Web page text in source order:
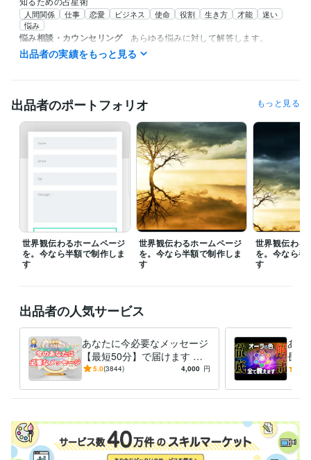
人間関係 仕事 恋愛 ビジネス 使命 役割 生き方 才能
迷い
悩み
悩み相談・カウンセリング あらゆる悩みに対して解答します。
心 家庭 ビジネス 仕事 恋愛
メンタル
出品者の実績をもっと見る
出品者のポートフォリオ もっと見る
世界観伝わるホームページ
を。今なら半額で制作しま
す
世界観伝わるホームページ
を。今なら半額で制作しま
す
世界観伝わる
を。今なら半
す
出品者の人気サービス
あなたに今必要なメッセージ
【最短50分】で届けます 魂
格を上げ、妥協のない人生を
5.0(3844) 4,000 円
あな
長度
の、